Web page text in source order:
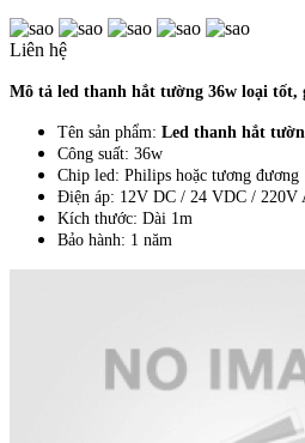
Liên hệ
Mô tả led thanh hắt tường 36w loại tốt,
Tên sản phẩm: Led thanh hắt
Công suất: 36w
Chip led: Philips hoặc tương đương
Điện áp: 12V DC / 24 VDC / 220V
Kích thước: Dài 1m
Bảo hành: 1 năm